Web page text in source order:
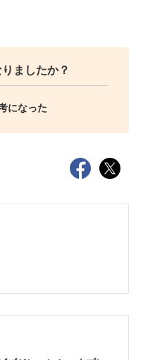
ましたか？
になった